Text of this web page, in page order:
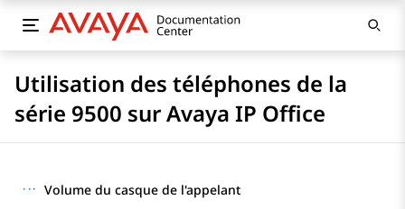
Utilisation des téléphones de la
série 9500 sur Avaya IP Office
··· Volume du casque de l'appelant